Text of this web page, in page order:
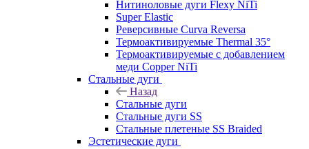
Нитиноловые дуги Flexy NiTi
Super Elastic
Реверсивные Curva Reversa
Термоактивируемые Thermal 35°
Термоактивируемые с добавлением
меди Copper NiTi
Стальные дуги
Назад
Стальные дуги
Стальные дуги SS
Стальные плетеные SS Braided
Эстетические дуги